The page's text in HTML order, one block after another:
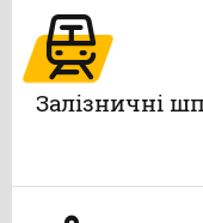
Залізничні